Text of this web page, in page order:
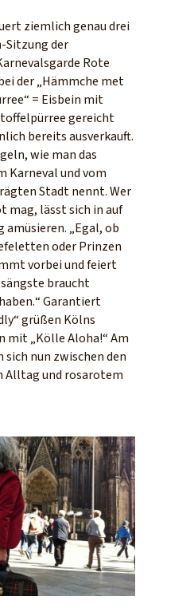
ziemlich genau drei
Sitzung der
Rote
der „Hämmche met
= Eisbein mit
gereicht
bereits ausverkauft.
wie man das
Karneval und vom
Stadt nennt. Wer
mag, lässt sich in auf
amüsieren. „Egal, ob
oder Prinzen
vorbei und feiert
braucht
Garantiert
grüßen Kölns
mit „Kölle Aloha!“ Am
nun zwischen den
Alltag und rosarotem